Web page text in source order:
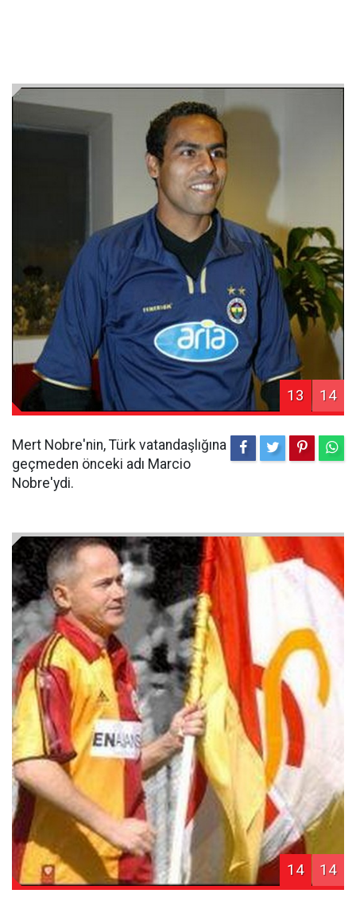
13 14
Mert Nobre'nin, Türk vatandaşlığına
geçmeden önceki adı Marcio
Nobre'ydi.
14 14